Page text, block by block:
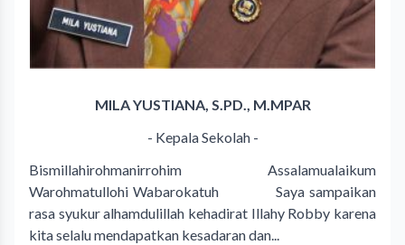
MILA YUSTIANA, S.PD., M.MPAR
- Kepala Sekolah -
Bismillahirohmanirrohim Assalamualaikum
Warohmatullohi Wabarokatuh Saya sampaikan
rasa syukur alhamdulillah kehadirat Illahy Robby karena
kita selalu mendapatkan kesadaran dan...